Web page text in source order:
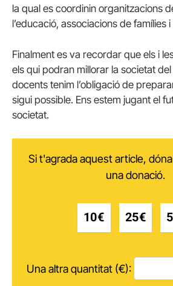
la qual es coordinin organitzacions
l’educació, associacions de famílies
Finalment es va recordar que els i
els qui podran millorar la societat del
docents tenim l’obligació de
sigui possible. Ens estem jugant el
societat.
Si t'agrada aquest article,
una donació.
10€ 25€
Una altra quantitat (€):